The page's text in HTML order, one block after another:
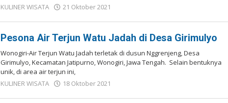
KULINER WISATA
21 Oktober 2021
Pesona Air Terjun Watu Jadah di Desa Girimulyo
Wonogiri-Air Terjun Watu Jadah terletak di dusun Nggrenjeng, Desa
Girimulyo, Kecamatan Jatipurno, Wonogiri, Jawa Tengah. Selain bentuknya
unik, di area air terjun ini,
KULINER WISATA
18 Oktober 2021